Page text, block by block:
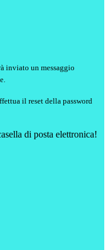
inviato un messaggio
il reset della password
di posta elettronica!